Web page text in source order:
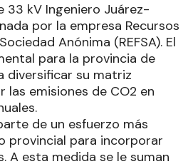
33 kV Ingeniero Juárez-
por la empresa Recursos
Anónima (REFSA). El
para la provincia de
diversificar su matriz
las emisiones de CO2 en
de un esfuerzo más
provincial para incorporar
A esta medida se le suman